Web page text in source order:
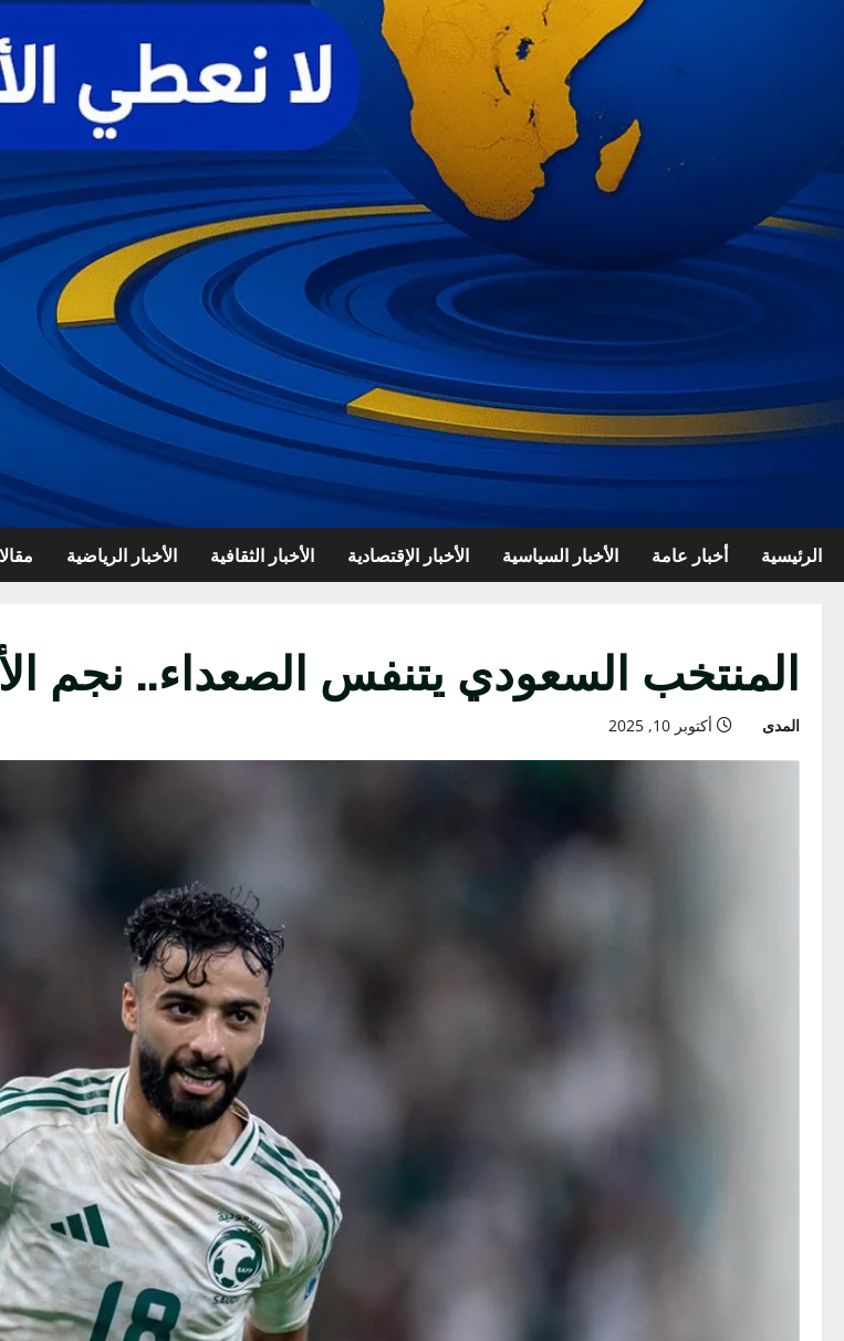
الرئيسية أخبار عامة الأخبار السياسية الأخبار الإقتصادية الأخبار الثقافية الأخبار الرياضية
المنتخب السعودي يتنفس الصعداء.. نجم
المدى أكتوبر 10, 2025